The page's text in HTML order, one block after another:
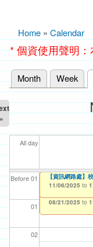
You are here
Home » Calendar
* 個資使用聲明
Primary tabs
Month Week
»
All day
Before 01
01
02
【資網處】
整合系統～表單
12/31/2027
【財務處】工讀
11/12/2021 to
【財務處】漏打
錄
07/31/2027
114
04/
114
02/
114
03/
【學
07/
114
09/
【教學暨學習
教師教學研習
08/21/2025 to
Ja(>_<)pan 應
10/28/2025 to
【資訊網路處
11/06/2025 to